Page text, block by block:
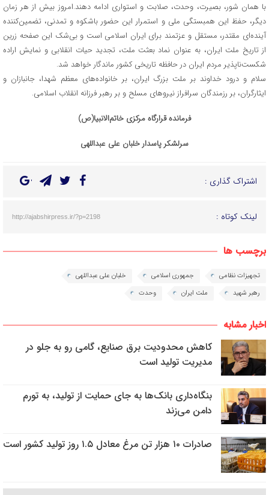
با همان شور، بصیرت، وحدت، صلابت و استواری ادامه دهند.امروز بیش از هر زمان
دیگر، حفظ این همبستگی ملی و استمرار این حضور باشکوه و تمدنی، تضمین‌کننده
آینده‌ای مقتدر، مستقل و عزتمند برای ایران اسلامی است و بی‌شک این صفحه زرین
از تاریخ ملت ایران، به عنوان نماد بعثت ملت، تجدید حیات انقلابی و نمایش اراده
شکست‌ناپذیر مردم ایران در حافظه تاریخی کشور ماندگار خواهد شد.
سلام و درود خداوند بر ملت بزرگ ایران، بر خانواده‌های معظم شهدا، جانبازان و
ایثارگران، بر رزمندگان سرافراز نیروهای مسلح و بر رهبر فرزانه انقلاب اسلامی.
فرمانده قرارگاه مرکزی خاتم‌الانبیا(ص)
سرلشکر پاسدار خلبان علی عبداللهی
اشتراک گذاری :
لینک کوتاه : http://ajabshirpress.ir/?p=2198
برچسب ها
تجهیزات نظامی جمهوری اسلامی
خلبان علی عبداللهی
رهبر شهید
ملت ایران وحدت
اخبار مشابه
کاهش محدودیت برق صنایع، گامی رو به جلو در
مدیریت تولید است
بنگاه‌داری بانک‌ها به جای حمایت از تولید، به تورم
دامن می‌زند
صادرات ۱۰ هزار تن مرغ معادل ۱.۵ روز تولید کشور است